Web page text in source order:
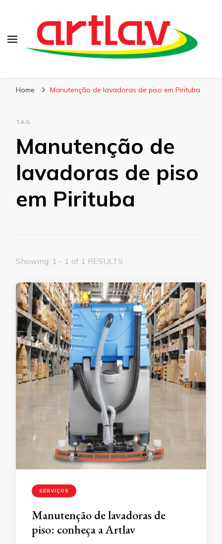
Home Manutenção de lavadoras de piso em Pirituba
TAG
Manutenção de
lavadoras de piso
em Pirituba
Showing: 1 - 1 of 1 RESULTS
SERVIÇOS
Manutenção de lavadoras de
piso: conheça a Artlav